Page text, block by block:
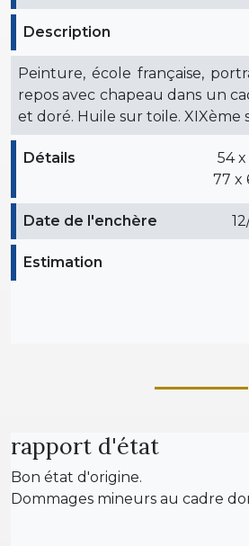
Description
Peinture, école française,
repos avec chapeau dans un
et doré. Huile sur toile. XIXème
Détails
54
77 x
Date de l'enchère
Estimation
rapport d'état
Bon état d'origine.
Dommages mineurs au cadre